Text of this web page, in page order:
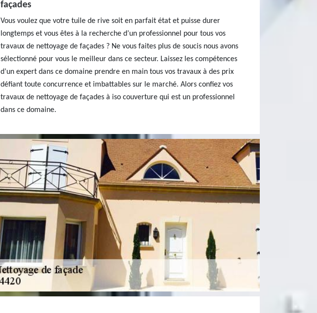
façades
Vous voulez que votre tuile de rive soit en parfait état et puisse durer
longtemps et vous êtes à la recherche d’un professionnel pour tous vos
travaux de nettoyage de façades ? Ne vous faites plus de soucis nous avons
sélectionné pour vous le meilleur dans ce secteur. Laissez les compétences
d’un expert dans ce domaine prendre en main tous vos travaux à des prix
défiant toute concurrence et imbattables sur le marché. Alors confiez vos
travaux de nettoyage de façades à iso couverture qui est un professionnel
dans ce domaine.